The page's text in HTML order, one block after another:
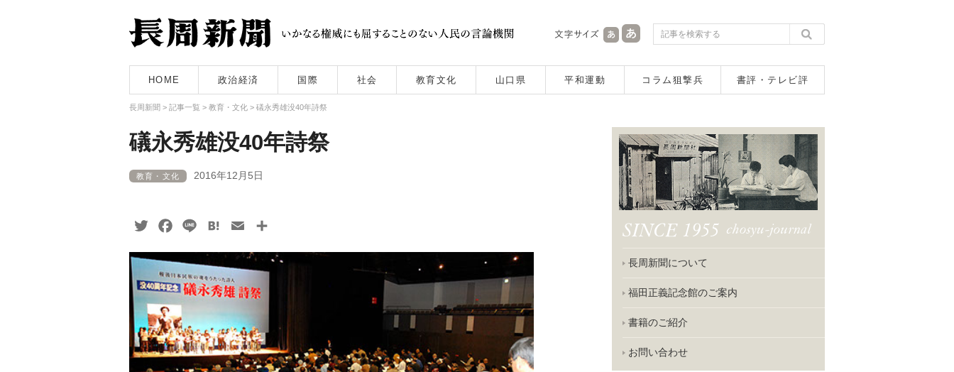
HOME 政治経済 国際 社会 教育文化 山口県 平和運動 コラム狙撃兵 書評・テレビ評
長周新聞 > 記事一覧 > 教育・文化 > 礒永秀雄没40年詩祭
礒永秀雄没40年詩祭
教育・文化 2016年12月5日
TwitterFacebook
Line HatenaEmail
長周新聞について
福田正義記念館のご案内
書籍のご紹介
お問い合わせ